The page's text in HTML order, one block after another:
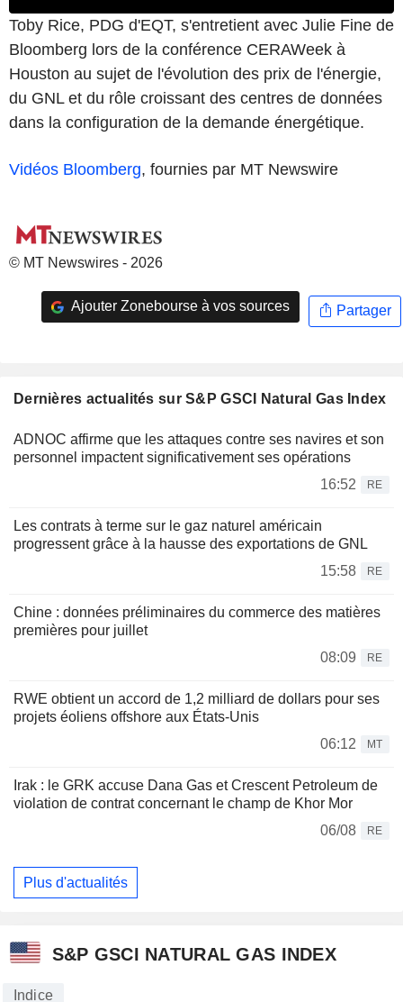
Toby Rice, PDG d'EQT, s'entretient avec Julie Fine de
Bloomberg lors de la conférence CERAWeek à
Houston au sujet de l'évolution des prix de l'énergie,
du GNL et du rôle croissant des centres de données
dans la configuration de la demande énergétique.
Vidéos Bloomberg, fournies par MT Newswire
© MT Newswires - 2026
Ajouter Zonebourse à vos sources Partager
Dernières actualités sur S&P GSCI Natural Gas Index
ADNOC affirme que les attaques contre ses navires et son
personnel impactent significativement ses opérations
16:52
RE
Les contrats à terme sur le gaz naturel américain
progressent grâce à la hausse des exportations de GNL
15:58
RE
Chine : données préliminaires du commerce des matières
premières pour juillet
08:09
RE
RWE obtient un accord de 1,2 milliard de dollars pour ses
projets éoliens offshore aux États-Unis
06:12
MT
Irak : le GRK accuse Dana Gas et Crescent Petroleum de
violation de contrat concernant le champ de Khor Mor
06/08
RE
Plus d'actualités
S&P GSCI NATURAL GAS INDEX
Indice